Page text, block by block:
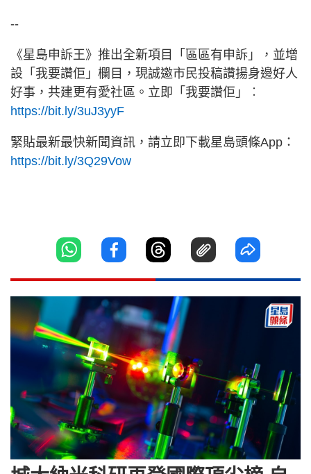
--
《星島申訴王》推出全新項目「區區有申訴」，並增
設「我要讚佢」欄目，現誠邀市民投稿讚揚身邊好人
好事，共建更有愛社區。立即「我要讚佢」︰
https://bit.ly/3uJ3yyF
緊貼最新最快新聞資訊，請立即下載星島頭條App：
https://bit.ly/3Q29Vow